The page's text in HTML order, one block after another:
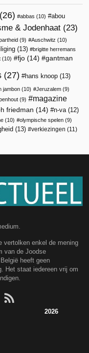
(26) abbas (10)
abou
& Jodenhaat (23)
(9) Auschwitz (10)
(13)
brigitte herremans
(10) fjo (14) gantman
(27) hans knoop (13)
jambon (10) Jeruzalem (9)
(9)
magazine
friedman (14) n-va (12)
(10) olympische spelen (9)
(13) verkiezingen (11)
vertolken enkel de mening
van de Joodse
heeft geen
Het staat iedereen vrij om
2026